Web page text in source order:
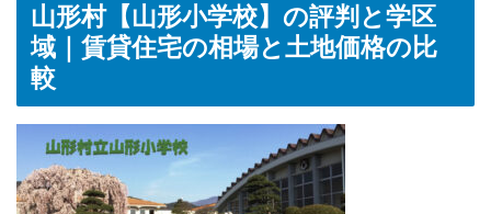
山形村【山形小学校】の評判と学区
域｜賃貸住宅の相場と土地価格の比
較